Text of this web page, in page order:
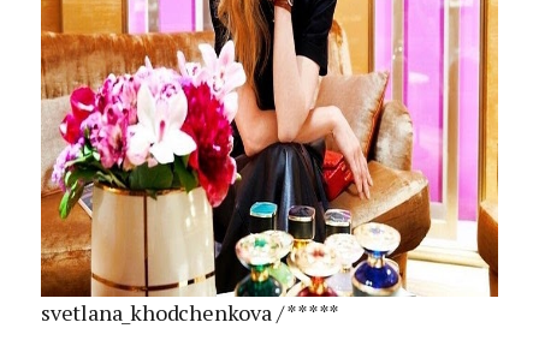
svetlana_khodchenkova / *****